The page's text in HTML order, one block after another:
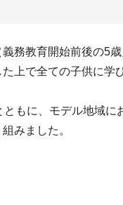
務教育開始前後の5
上で全ての子供に学
もに、モデル地域に
みました。